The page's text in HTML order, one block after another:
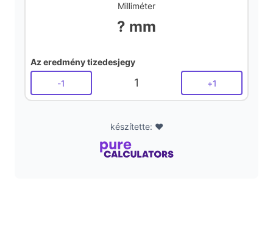
Milliméter
? mm
Az eredmény tizedesjegy
-1 1 +1
készítette: ❤️